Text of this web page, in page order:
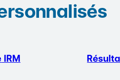
IRM